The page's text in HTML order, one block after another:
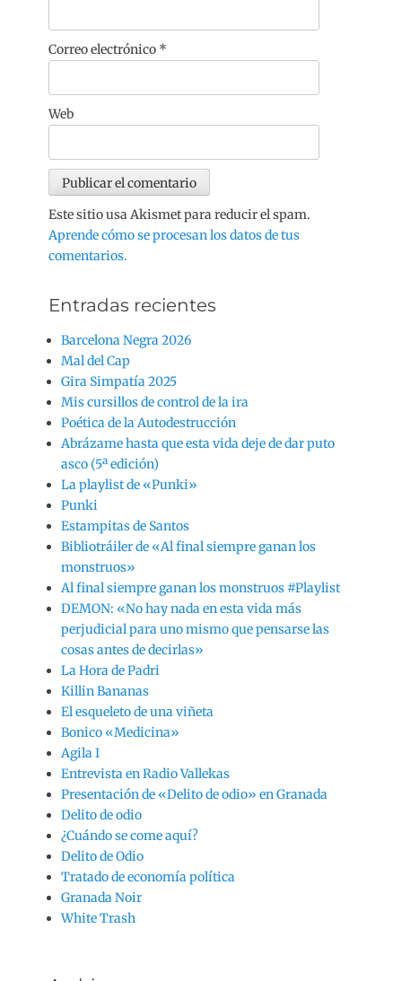
Correo electrónico *
Web
Este sitio usa Akismet para reducir el spam.
Aprende cómo se procesan los datos de tus
comentarios.
Entradas recientes
Barcelona Negra 2026
Mal del Cap
Gira Simpatía 2025
Mis cursillos de control de la ira
Poética de la Autodestrucción
Abrázame hasta que esta vida deje de dar puto
asco (5ª edición)
La playlist de «Punki»
Punki
Estampitas de Santos
Bibliotráiler de «Al final siempre ganan los
monstruos»
Al final siempre ganan los monstruos #Playlist
DEMON: «No hay nada en esta vida más
perjudicial para uno mismo que pensarse las
cosas antes de decirlas»
La Hora de Padri
Killin Bananas
El esqueleto de una viñeta
Bonico «Medicina»
Agila I
Entrevista en Radio Vallekas
Presentación de «Delito de odio» en Granada
Delito de odio
¿Cuándo se come aquí?
Delito de Odio
Tratado de economía política
Granada Noir
White Trash